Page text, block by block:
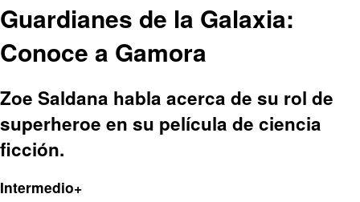
Guardianes de la Galaxia:
Conoce a Gamora
Zoe Saldana habla acerca de su rol de
superheroe en su película de ciencia
ficción.
Intermedio+